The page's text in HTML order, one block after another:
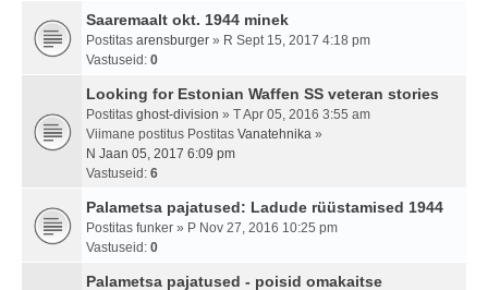
Saaremaalt okt. 1944 minek
Postitas arensburger » R Sept 15, 2017 4:18 pm
Vastuseid: 0
Looking for Estonian Waffen SS veteran stories
Postitas ghost-division » T Apr 05, 2016 3:55 am
Viimane postitus Postitas Vanatehnika »
N Jaan 05, 2017 6:09 pm
Vastuseid: 6
Palametsa pajatused: Ladude rüüstamised 1944
Postitas funker » P Nov 27, 2016 10:25 pm
Vastuseid: 0
Palametsa pajatused - poisid omakaitse